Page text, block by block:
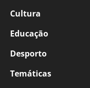
Cultura
Educação
Desporto
Temáticas